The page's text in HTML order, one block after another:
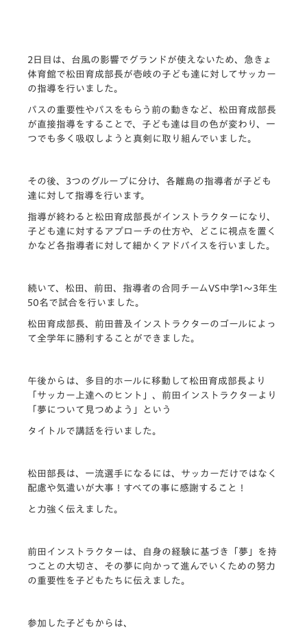
2日目は、台風の影響でグランドが使えないため、急きょ
体育館で松田育成部長が壱岐の子ども達に対してサッカー
の指導を行いました。
パスの重要性やパスをもらう前の動きなど、松田育成部長
が直接指導をすることで、子ども達は目の色が変わり、一
つでも多く吸収しようと真剣に取り組んでいました。
その後、3つのグループに分け、各離島の指導者が子ども
達に対して指導を行います。
指導が終わると松田育成部長がインストラクターになり、
子ども達に対するアプローチの仕方や、どこに視点を置く
かなど各指導者に対して細かくアドバイスを行いました。
続いて、松田、前田、指導者の合同チームVS中学1～3年生
50名で試合を行いました。
松田育成部長、前田普及インストラクターのゴールによっ
て全学年に勝利することができました。
午後からは、多目的ホールに移動して松田育成部長より
「サッカー上達へのヒント」、前田インストラクターより
「夢について見つめよう」という
タイトルで講話を行いました。
松田部長は、一流選手になるには、サッカーだけではなく
配慮や気遣いが大事！すべての事に感謝すること！
と力強く伝えました。
前田インストラクターは、自身の経験に基づき「夢」を持
つことの大切さ、その夢に向かって進んでいくための努力
の重要性を子どもたちに伝えました。
参加した子どもからは、